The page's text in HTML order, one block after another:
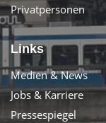
Privatpersonen
Links
Medien & News
Jobs & Karriere
Pressespiegel